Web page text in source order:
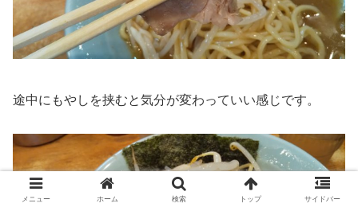
途中にもやしを挟むと気分が変わっていい感じです。
メニュー ホーム 検索 トップ サイドバー